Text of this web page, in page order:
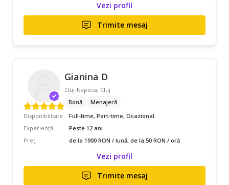
Vezi profil
Trimite mesaj
Gianina D
Cluj-Napoca, Cluj
Bonă
Menajeră
Disponibilitate
Full-time, Part-time, Ocazional
Experiență
Peste 12 ani
Preț
de la 1900 RON / lună, de la 50 RON / oră
Vezi profil
Trimite mesaj